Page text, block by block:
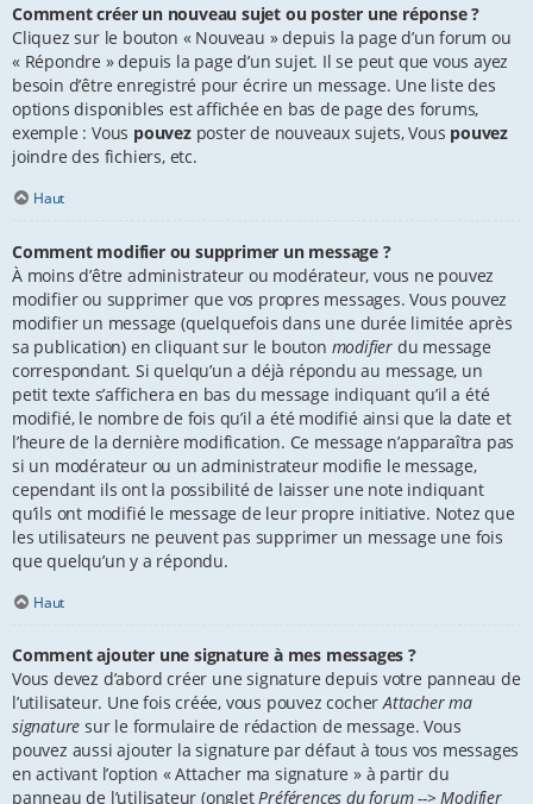
Comment créer un nouveau sujet ou poster une réponse ?
Cliquez sur le bouton « Nouveau » depuis la page d’un forum ou
« Répondre » depuis la page d’un sujet. Il se peut que vous ayez
besoin d’être enregistré pour écrire un message. Une liste des
options disponibles est affichée en bas de page des forums,
exemple : Vous pouvezposter de nouveaux sujets, Vous pouvez
joindre des fichiers, etc.
Haut
Comment modifier ou supprimer un message ?
À moins d’être administrateur ou modérateur, vous ne pouvez
modifier ou supprimer que vos propres messages. Vous pouvez
modifier un message (quelquefois dans une durée limitée après
sa publication) en cliquant sur le bouton modifier du message
correspondant. Si quelqu’un a déjà répondu au message, un
petit texte s’affichera en bas du message indiquant qu’il a été
modifié, le nombre de fois qu’il a été modifié ainsi que la date et
l’heure de la dernière modification. Ce message n’apparaîtra pas
si un modérateur ou un administrateur modifie le message,
cependant ils ont la possibilité de laisser une note indiquant
qu’ils ont modifié le message de leur propre initiative. Notez que
les utilisateurs ne peuvent pas supprimer un message une fois
que quelqu’un y a répondu.
Haut
Comment ajouter une signature à mes messages ?
Vous devez d’abord créer une signature depuis votre panneau de
l’utilisateur. Une fois créée, vous pouvez cocherAttacher ma
signature sur le formulaire de rédaction de message. Vous
pouvez aussi ajouter la signature par défaut à tous vos messages
en activant l’option « Attacher ma signature » à partir du
panneau de l’utilisateur (ongletPréférences du forum --> Modifier